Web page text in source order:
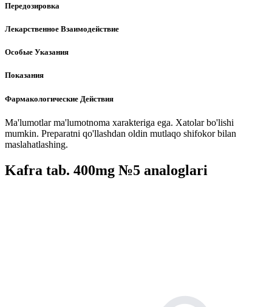
Передозировка
Лекарственное Взаимодействие
Особые Указания
Показания
Фармакологические Действия
Ma'lumotlar ma'lumotnoma xarakteriga ega. Xatolar bo'lishi
mumkin. Preparatni qo'llashdan oldin mutlaqo shifokor bilan
maslahatlashing.
Kafra tab. 400mg №5 analoglari